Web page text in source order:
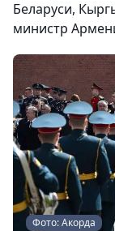
Беларуси,
министр
Фото: Акорда